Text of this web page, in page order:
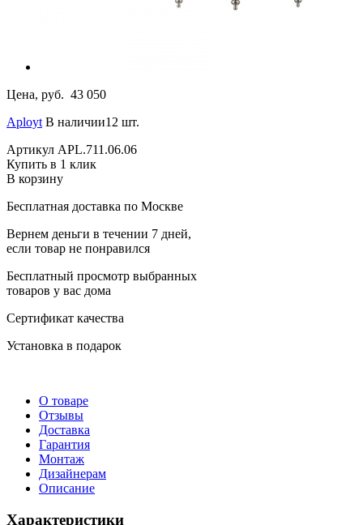
Цена, руб. 43 050
Aployt В наличии12 шт.
Артикул APL.711.06.06
Купить в 1 клик
В корзину
Бесплатная доставка по Москве
Вернем деньги в течении 7 дней,
если товар не понравился
Бесплатный просмотр выбранных
товаров у вас дома
Сертификат качества
Установка в подарок
О товаре
Отзывы
Доставка
Гарантия
Монтаж
Дизайнерам
Описание
Характеристики